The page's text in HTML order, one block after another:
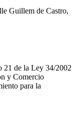
Guillem de Castro,
21 de la Ley 34/2002
y Comercio
para la